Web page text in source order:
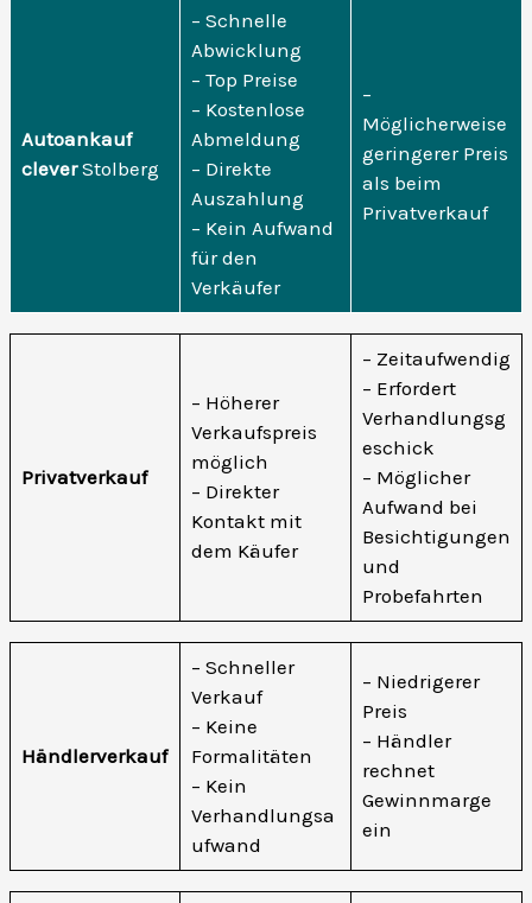
Autoankauf
cleverStolberg
– Schnelle
Abwicklung
– Top Preise
– Kostenlose
Abmeldung
– Direkte
Auszahlung
– Kein Aufwand
für den
Verkäufer
–
Möglicherweise
geringerer Preis
als beim
Privatverkauf
Privatverkauf
– Höherer
Verkaufspreis
möglich
– Direkter
Kontakt mit
dem Käufer
– Zeitaufwendig
– Erfordert
Verhandlungsg
eschick
– Möglicher
Aufwand bei
Besichtigungen
und
Probefahrten
Händlerverkauf
– Schneller
Verkauf
– Keine
Formalitäten
– Kein
Verhandlungsa
ufwand
– Niedrigerer
Preis
– Händler
rechnet
Gewinnmarge
ein